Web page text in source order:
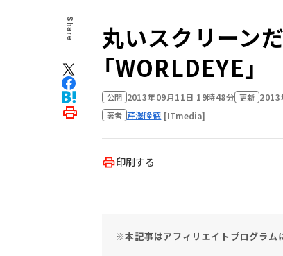
Share
丸いスクリーン
「WORLDEYE」
公開 2013年09月11日 19時48分 更新 2013
著者 芹澤隆徳 [ITmedia]
印刷する
※本記事はアフィリエイトプログラム